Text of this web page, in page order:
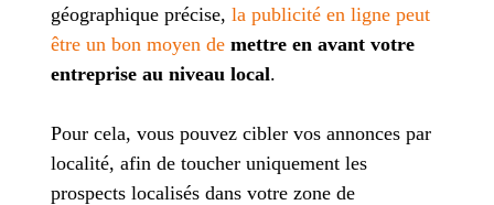
géographique précise, la publicité en ligne peut
être un bon moyen de mettre en avant votre
entreprise au niveau local.
Pour cela, vous pouvez cibler vos annonces par
localité, afin de toucher uniquement les
prospects localisés dans votre zone de